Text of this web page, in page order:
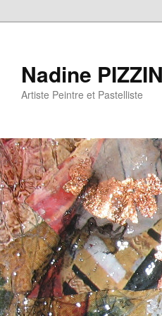
Nadine
Artiste Peintre et Pastelliste